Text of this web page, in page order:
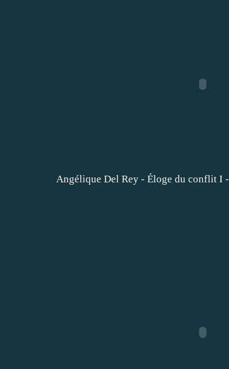
Angélique Del Rey - Éloge du conflit I -